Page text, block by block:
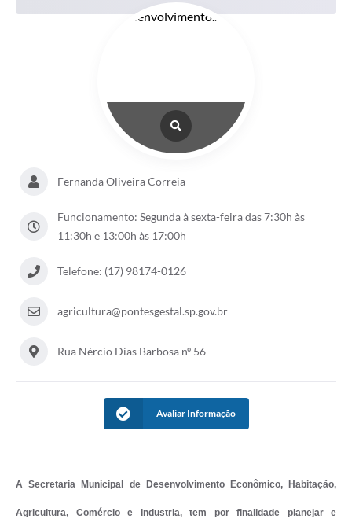
Fernanda Oliveira Correia
Funcionamento: Segunda à sexta-feira das 7:30h às
11:30h e 13:00h às 17:00h
Telefone: (17) 98174-0126
agricultura@pontesgestal.sp.gov.br
Rua Nércio Dias Barbosa nº 56
Avaliar Informação
A Secretaria Municipal de Desenvolvimento Econômico, Habitação,
Agricultura, Comércio e Industria, tem por finalidade planejar e